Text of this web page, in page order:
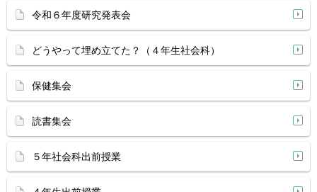
令和６年度研究発表会
どうやって埋め立てた？（４年生社会科）
保健集会
読書集会
５年社会科出前授業